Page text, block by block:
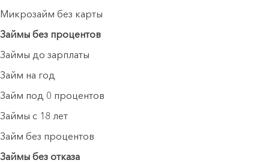
Микрозайм без карты
Займы без процентов
Займы до зарплаты
Займ на год
Займ под 0 процентов
Займы с 18 лет
Займ без процентов
Займы без отказа